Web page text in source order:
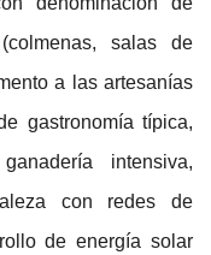
salas de
a las artesanías
gastronomía típica,
intensiva,
con redes de
de energía solar